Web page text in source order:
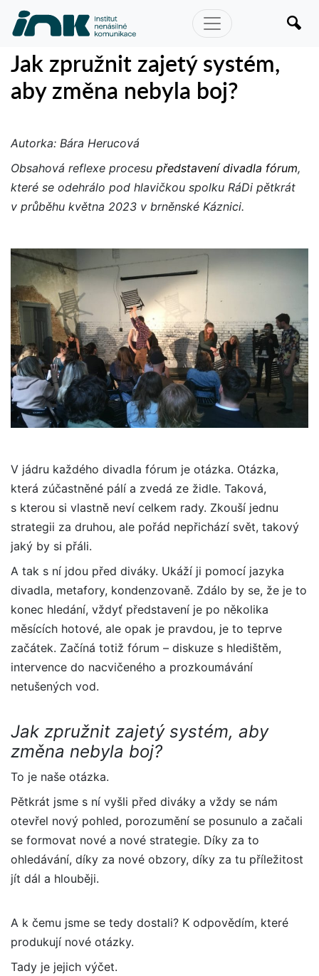
Jak zpružnit zajetý systém,
aby změna nebyla boj?
Autorka: Bára Herucová
Obsahová reflexe procesu představení divadla fórum,
které se odehrálo pod hlavičkou spolku RáDi pětkrát
v průběhu května 2023 v brněnské Káznici.
V jádru každého divadla fórum je otázka. Otázka,
která zúčastněné pálí a zvedá ze židle. Taková,
s kterou si vlastně neví celkem rady. Zkouší jednu
strategii za druhou, ale pořád nepřichází svět, takový
jaký by si přáli.
A tak s ní jdou před diváky. Ukáží ji pomocí jazyka
divadla, metafory, kondenzovaně. Zdálo by se, že je to
konec hledání, vždyť představení je po několika
měsících hotové, ale opak je pravdou, je to teprve
začátek. Začíná totiž fórum – diskuze s hledištěm,
intervence do nacvičeného a prozkoumávání
netušených vod.
Jak zpružnit zajetý systém, aby
změna nebyla boj?
To je naše otázka.
Pětkrát jsme s ní vyšli před diváky a vždy se nám
otevřel nový pohled, porozumění se posunulo a začali
se formovat nové a nové strategie. Díky za to
ohledávání, díky za nové obzory, díky za tu příležitost
jít dál a hlouběji.
A k čemu jsme se tedy dostali? K odpovědím, které
produkují nové otázky.
Tady je jejich výčet.